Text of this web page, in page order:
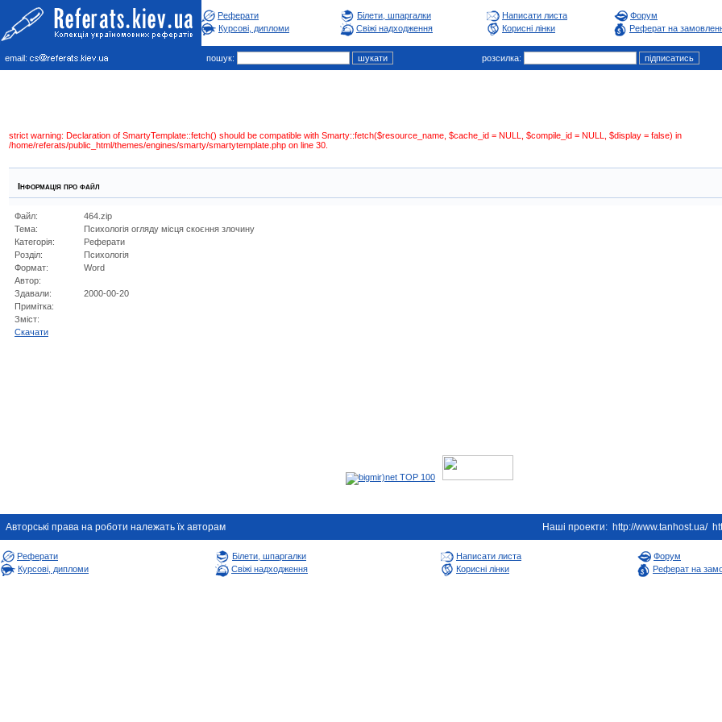
Реферати Білети, шпаргалки Написати листа
Форум
Курсові, дипломи
Свіжі надходження Корисні лінки Реферат на
email: пошук: розсилка:
strict warning: Declaration of SmartyTemplate::fetch() should be compatible with Smarty::fetch($resource_name, $cache_id = NULL, $compile_id = NULL, $display = false) in
/home/referats/public_html/themes/engines/smarty/smartytemplate.php on line 30.
Інформація про файл
Файл:
464.zip
Тема:
Психологія огляду місця скоєння злочину
Категорія:
Реферати
Розділ:
Психологiя
Формат:
Word
Автор:
Здавали:
2000-00-20
Примітка:
Зміст:
Cкачати
Авторськi права на роботи належать їх авторам Наші проекти: http://www.tanhost.ua/
Реферати Білети, шпаргалки Написати листа
Форум
Курсові, дипломи
Свіжі надходження Корисні лінки Реферат на